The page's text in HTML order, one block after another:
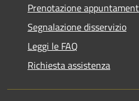
Prenotazione
Segnalazione disservizio
Leggi le FAQ
Richiesta assistenza